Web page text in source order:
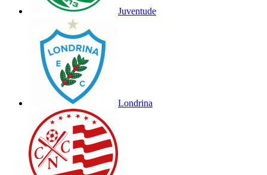
Juventude
Londrina